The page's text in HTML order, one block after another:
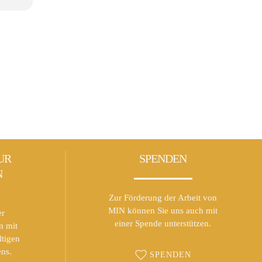
mit
SPENDEN
Zur Förderung der Arbeit von
MIN können Sie uns auch mit
einer Spende unterstützen.
SPENDEN